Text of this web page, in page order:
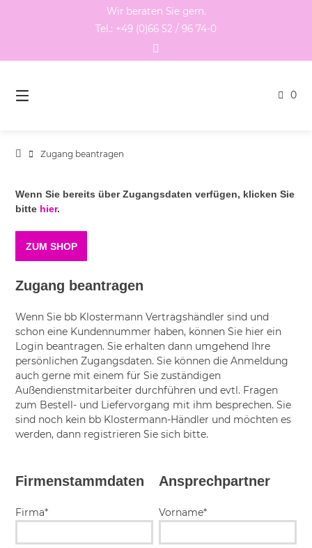
Wir beraten Sie gern.
Tel.: +49 (0)66 52 / 96 74-0
0
Zugang beantragen
Wenn Sie bereits über Zugangsdaten verfügen, klicken Sie
bitte hier.
ZUM SHOP
Zugang beantragen
Wenn Sie bb Klostermann Vertragshändler sind und
schon eine Kundennummer haben, können Sie hier ein
Login beantragen. Sie erhalten dann umgehend Ihre
persönlichen Zugangsdaten. Sie können die Anmeldung
auch gerne mit einem für Sie zuständigen
Außendienstmitarbeiter durchführen und evtl. Fragen
zum Bestell- und Liefervorgang mit ihm besprechen. Sie
sind noch kein bb Klostermann-Händler und möchten es
werden, dann registrieren Sie sich bitte.
Firmenstammdaten
Firma*
Ansprechpartner
Vorname*